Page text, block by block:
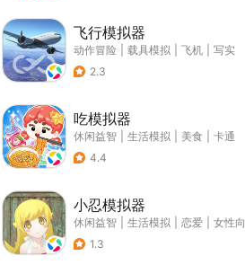
飞行模拟器
动作冒险 载具模拟 飞机
写实
2.3
吃模拟器
休闲益智 生活模拟 美食
卡通
4.4
小忍模拟器
休闲益智 生活模拟 恋爱
女性向
1.3